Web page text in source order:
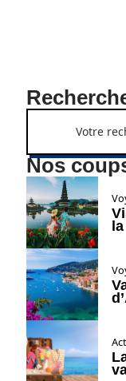
Nos